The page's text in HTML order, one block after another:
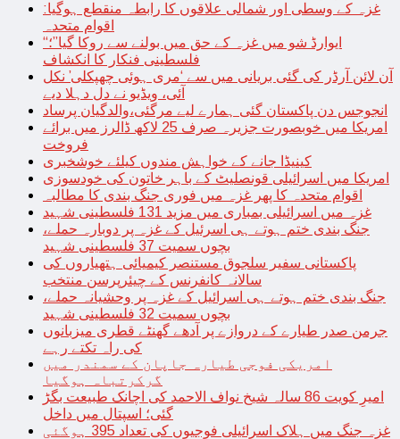
غزہ کے وسطی اور شمالی علاقوں کا رابطہ منقطع ہوگیا:
اقوام متحدہ
“ایوارڈ شو میں غزہ کے حق میں بولنے سے روکا گیا”؛
فلسطینی فنکار کا انکشاف
آن لائن آرڈر کی گئی بریانی میں سے ‘مری ہوئی چھپکلی’ نکل
آئی، ویڈیو نے دل دہلا دیے
انجوجس دن پاکستان گئی ہمارے لیے مرگئی،والدگیان پرساد
امریکا میں خوبصورت جزیرہ صرف 25 لاکھ ڈالرز میں برائے
فروخت
کینیڈا جانے کے خواہش مندوں کیلئے خوشخبری
امریکا میں اسرائیلی قونصلیٹ کے باہر خاتون کی خودسوزی
اقوام متحدہ کا پھر غزہ میں فوری جنگ بندی کا مطالبہ
غزہ میں اسرائیلی بمباری میں مزید 131 فلسطینی شہید
جنگ بندی ختم ہوتے ہی اسرئیل کے غزہ پر دوبارہ حملے،
بچوں سمیت 37 فلسطینی شہید
پاکستانی سفیر سلجوق مستنصر کیمیائی ہتھیاروں کی
سالانہ کانفرنس کے چیئرپرسن منتخب
جنگ بندی ختم ہوتے ہی اسرائیل کے غزہ پر وحشیانہ حملے،
بچوں سمیت 32 فلسطینی شہید
جرمن صدر طیارے کے دروازے پر آدھے گھنٹے قطری میزبانوں
کی راہ تکتے رہے
امریکی فوجی طیارہ جاپان کے سمندر میں
گرکرتباہ ہوگیا
امیرِ کویت 86 سالہ شیخ نواف الاحمد کی اچانک طبیعت بگڑ
گئی؛ اسپتال میں داخل
غزہ جنگ میں ہلاک اسرائیلی فوجیوں کی تعداد 395 ہوگئی